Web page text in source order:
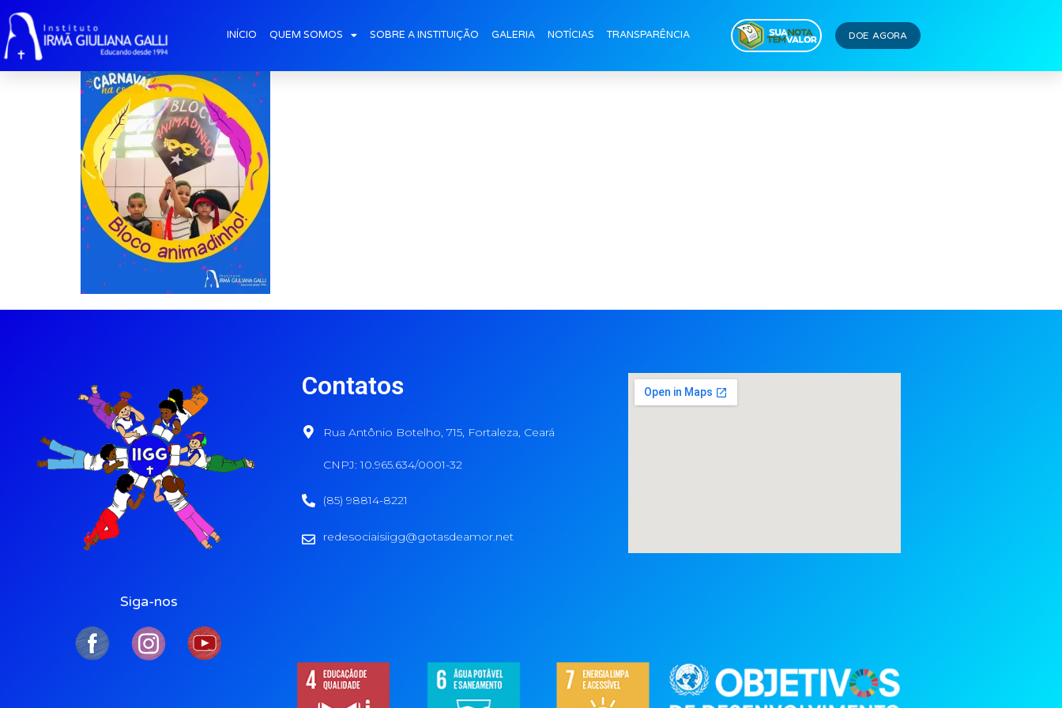
INÍCIO QUEM SOMOS SOBRE A INSTITUIÇÃO GALERIA NOTÍCIAS TRANSPARÊNCIA DOE AGORA
galeria2026-fev_Carnaval-manha (3)
Siga-nos
Contatos
Rua Antônio Botelho, 715, Fortaleza, Ceará
CNPJ: 10.965.634/0001-32
(85) 98814-8221
redesociaisiigg@gotasdeamor.net